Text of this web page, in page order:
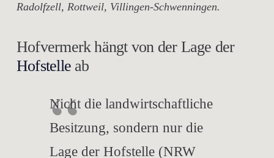
Radolfzell, Rottweil, Villingen-Schwenningen.
Hofvermerk hängt von der Lage der
Hofstelleab
Nicht die landwirtschaftliche
Besitzung, sondern nur die
Lage der Hofstelle (NRW